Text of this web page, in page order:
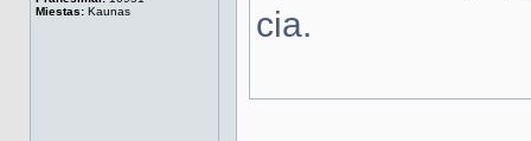
Miestas: Kaunas
cia.